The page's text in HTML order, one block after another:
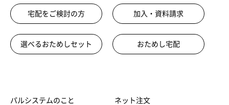
宅配をご検討の方 加入・資料請求
選べるおためしセット おためし宅配
パルシステムのこと ネット注文